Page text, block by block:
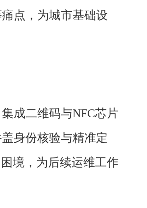
点，为城市基础设
成二维码与NFC芯片
身份核验与精准定
境，为后续运维工作